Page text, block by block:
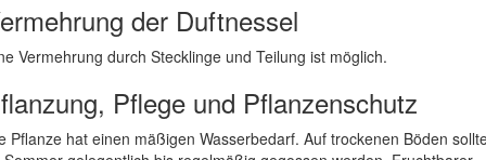
der Duftnessel
Vermehrung durch Stecklinge und Teilung ist möglich.
Pflege und Pflanzenschutz
Pflanze hat einen mäßigen Wasserbedarf. Auf trockenen Böden